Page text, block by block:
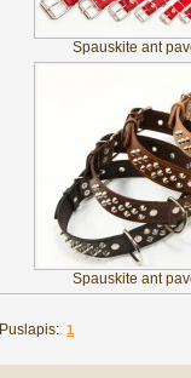
Spauskite ant
Spauskite ant
Puslapis: 1